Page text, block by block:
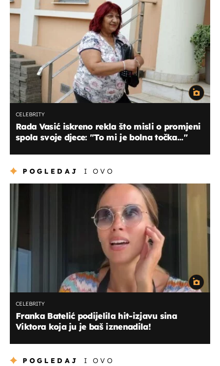
CELEBRITY
Rada Vasić iskreno rekla što misli o promjeni
spola svoje djece: "To mi je bolna točka..."
POGLEDAJ I OVO
CELEBRITY
Franka Batelić podijelila hit-izjavu sina
Viktora koja ju je baš iznenadila!
POGLEDAJ I OVO